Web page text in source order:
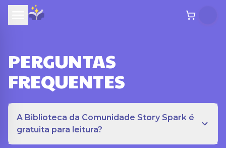
PERGUNTAS
FREQUENTES
A Biblioteca da Comunidade Story Spark é
gratuita para leitura?